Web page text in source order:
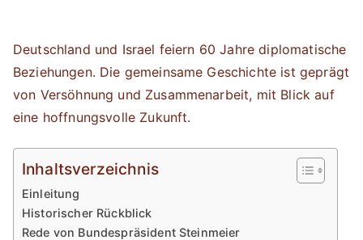
Deutschland und Israel feiern 60 Jahre diplomatische
Beziehungen. Die gemeinsame Geschichte ist geprägt
von Versöhnung und Zusammenarbeit, mit Blick auf
eine hoffnungsvolle Zukunft.
Inhaltsverzeichnis
Einleitung
Historischer Rückblick
Rede von Bundespräsident Steinmeier